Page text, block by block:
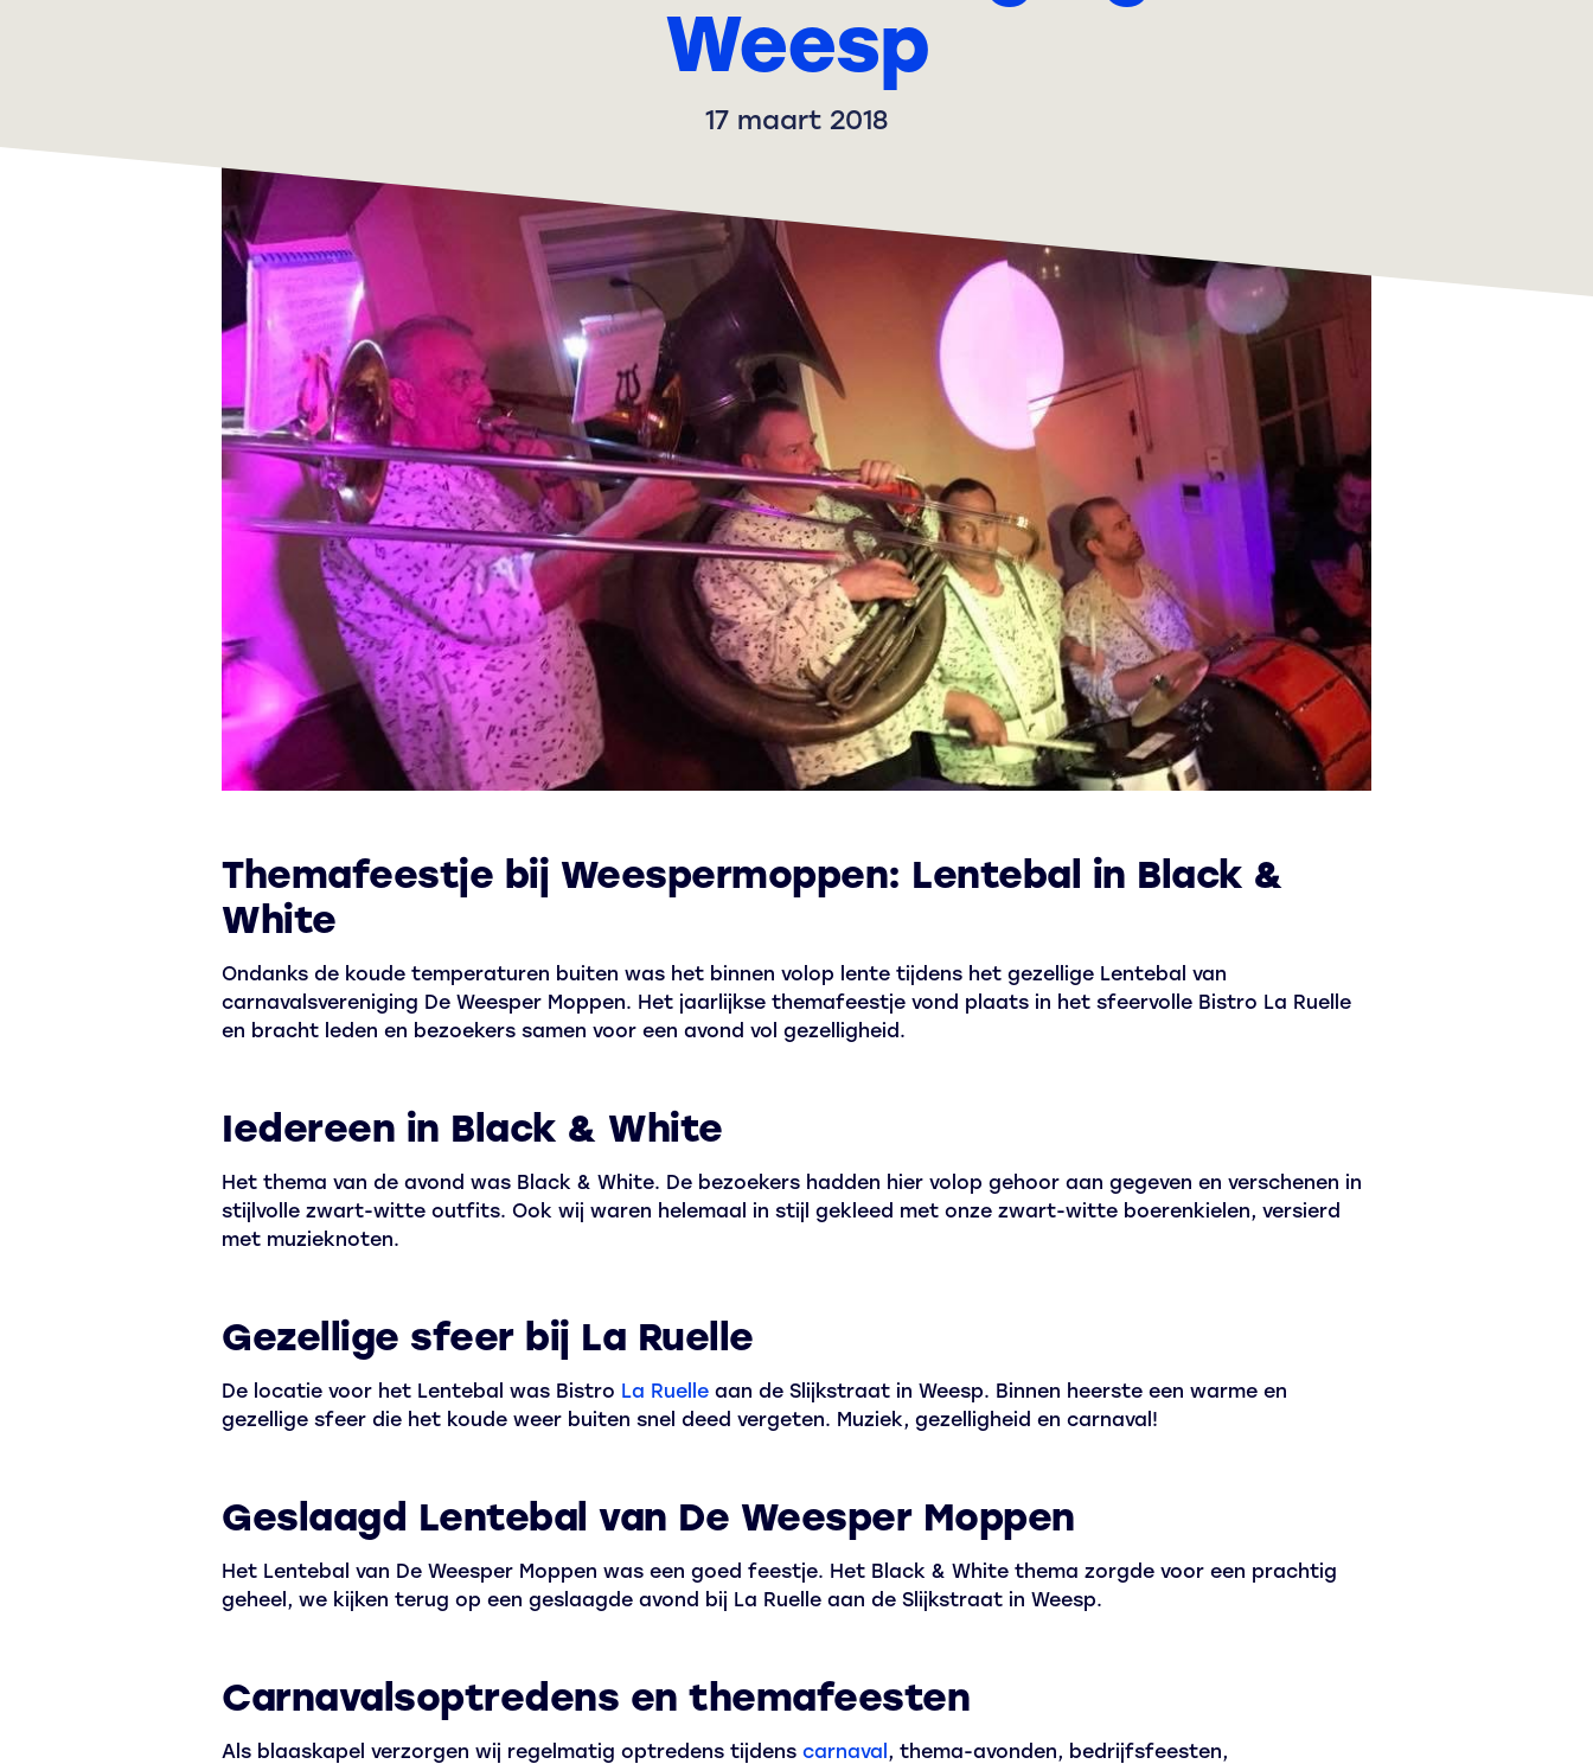
Weesp
17 maart 2018
Themafeestje bij Weespermoppen: Lentebal in Black &
White
Ondanks de koude temperaturen buiten was het binnen volop lente tijdens het gezellige Lentebal van
carnavalsvereniging De Weesper Moppen. Het jaarlijkse themafeestje vond plaats in het sfeervolle Bistro La Ruelle
en bracht leden en bezoekers samen voor een avond vol gezelligheid.
Iedereen in Black & White
Het thema van de avond was Black & White. De bezoekers hadden hier volop gehoor aan gegeven en verschenen in
stijlvolle zwart-witte outfits. Ook wij waren helemaal in stijl gekleed met onze zwart-witte boerenkielen, versierd
met muzieknoten.
Gezellige sfeer bij La Ruelle
De locatie voor het Lentebal was Bistro La Ruelle aan de Slijkstraat in Weesp. Binnen heerste een warme en
gezellige sfeer die het koude weer buiten snel deed vergeten. Muziek, gezelligheid en carnaval!
Geslaagd Lentebal van De Weesper Moppen
Het Lentebal van De Weesper Moppen was een goed feestje. Het Black & White thema zorgde voor een prachtig
geheel, we kijken terug op een geslaagde avond bij La Ruelle aan de Slijkstraat in Weesp.
Carnavalsoptredens en themafeesten
Als blaaskapel verzorgen wij regelmatig optredens tijdens carnaval, thema-avonden, bedrijfsfeesten,